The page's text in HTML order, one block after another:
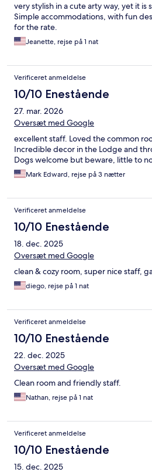
very stylish in a cute arty way, yet it is
Simple accommodations, with fun
for the rate.
Jeanette, rejse på 1 nat
Verificeret anmeldelse
10/10 Enestående
27. mar. 2026
Oversæt med Google
excellent staff. Loved the common
Incredible decor in the Lodge and
Dogs welcome but beware, little to
Mark Edward, rejse på 3 nætter
Verificeret anmeldelse
10/10 Enestående
18. dec. 2025
Oversæt med Google
clean & cozy room, super nice staff,
diego, rejse på 1 nat
Verificeret anmeldelse
10/10 Enestående
22. dec. 2025
Oversæt med Google
Clean room and friendly staff.
Nathan, rejse på 1 nat
Verificeret anmeldelse
10/10 Enestående
15. dec. 2025